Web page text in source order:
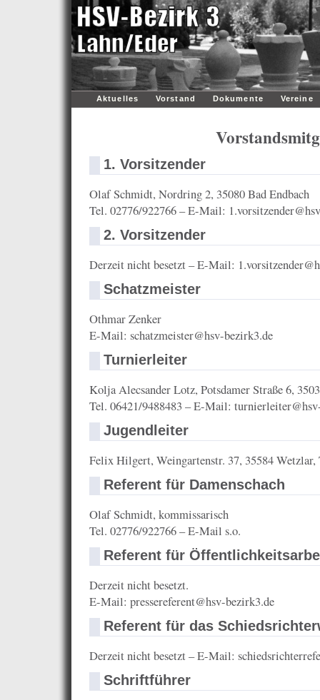
Aktuelles Vorstand Dokumente Vereine
1. Vorsitzender
Olaf Schmidt, Nordring 2, 35080 Bad Endbach
Tel. 02776/922766 – E-Mail:
2. Vorsitzender
Derzeit nicht besetzt – E-Mail:
Schatzmeister
Othmar Zenker
E-Mail: schatzmeister@hsv-bezirk3.de
Turnierleiter
Kolja Alecsander Lotz, Potsdamer Straße 6,
Tel. 06421/9488483 – E-Mail:
Jugendleiter
Felix Hilgert, Weingartenstr. 37, 35584 Wetzlar,
Referent für Damenschach
Olaf Schmidt, kommissarisch
Tel. 02776/922766 – E-Mail s.o.
Referent für
Derzeit nicht besetzt.
E-Mail: pressereferent@hsv-bezirk3.de
Referent für das
Derzeit nicht besetzt – E-Mail:
Schriftführer